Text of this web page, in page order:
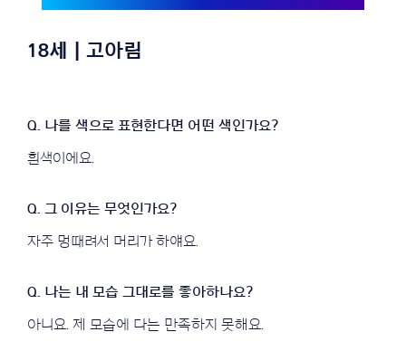
18세 | 고아림
흰색이에요.
자주 멍때려서 머리가 하얘요.
아니요. 제 모습에 다는 만족하지 못해요.